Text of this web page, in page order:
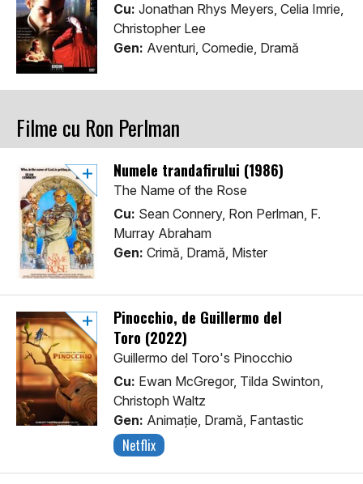
Cu: Jonathan Rhys Meyers, Celia Imrie,
Christopher Lee
Gen: Aventuri, Comedie, Dramă
Filme cu Ron Perlman
Numele trandafirului (1986)
The Name of the Rose
Cu: Sean Connery, Ron Perlman, F.
Murray Abraham
Gen: Crimă, Dramă, Mister
Pinocchio, de Guillermo del
Toro (2022)
Guillermo del Toro's Pinocchio
Cu: Ewan McGregor, Tilda Swinton,
Christoph Waltz
Gen: Animaţie, Dramă, Fantastic
Netflix